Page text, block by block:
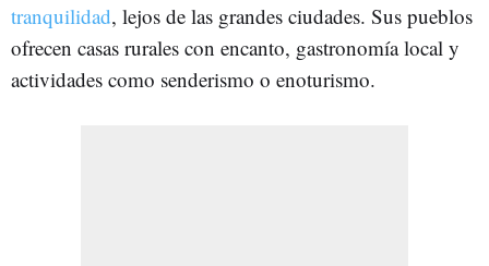
tranquilidad, lejos de las grandes ciudades. Sus pueblos
ofrecen casas rurales con encanto, gastronomía local y
actividades como senderismo o enoturismo.